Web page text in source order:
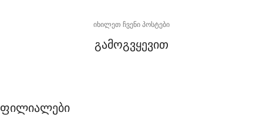
იხილეთ ჩვენი პოსტები
გამოგვყევით
ფილიალები